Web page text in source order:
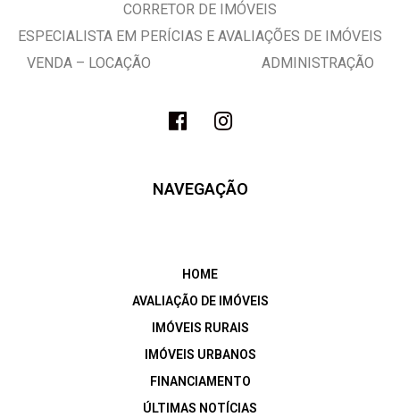
CORRETOR DE IMÓVEIS
ESPECIALISTA EM PERÍCIAS E AVALIAÇÕES DE IMÓVEIS
VENDA – LOCAÇÃO ADMINISTRAÇÃO
NAVEGAÇÃO
HOME
AVALIAÇÃO DE IMÓVEIS
IMÓVEIS RURAIS
IMÓVEIS URBANOS
FINANCIAMENTO
ÚLTIMAS NOTÍCIAS